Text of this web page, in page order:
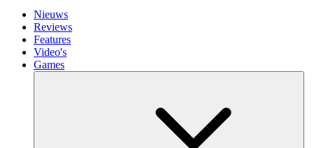
Nieuws
Reviews
Features
Video's
Games